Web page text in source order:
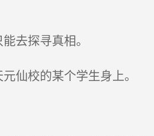
去探寻真相。
仙校的某个学生身上。